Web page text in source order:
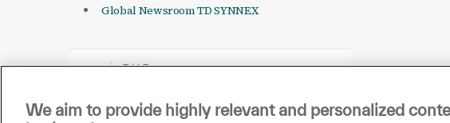
Global Newsroom TD SYNNEX
We aim to provide highly relevant and personalized